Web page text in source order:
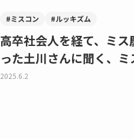
#ミスコン #ルッキズム
高卒社会人を経て、ミ
った土川さんに聞く、
2025.6.2